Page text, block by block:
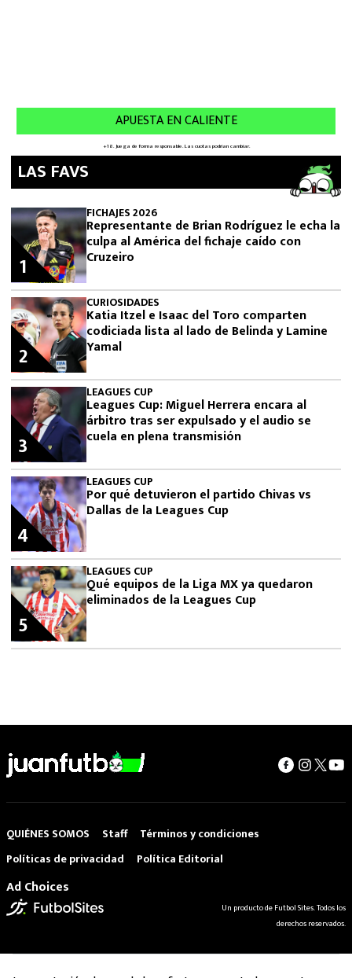
LAS FAVS
FICHAJES 2026
Representante de Brian Rodríguez le echa la
culpa al América del fichaje caído con
Cruzeiro
1
CURIOSIDADES
Katia Itzel e Isaac del Toro comparten
codiciada lista al lado de Belinda y Lamine
Yamal
2
LEAGUES CUP
Leagues Cup: Miguel Herrera encara al
árbitro tras ser expulsado y el audio se
cuela en plena transmisión
3
LEAGUES CUP
Por qué detuvieron el partido Chivas vs
Dallas de la Leagues Cup
4
LEAGUES CUP
Qué equipos de la Liga MX ya quedaron
eliminados de la Leagues Cup
5
QUIÉNES SOMOS Staff
Términos y condiciones
Políticas de privacidad
Política Editorial
Ad Choices
Un producto de Futbol Sites. Todos los
derechos reservados.